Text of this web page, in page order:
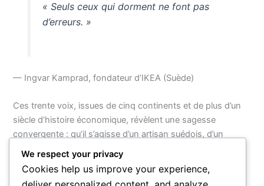
« Seuls ceux qui dorment ne font pas
d’erreurs. »
— Ingvar Kamprad, fondateur d’IKEA (Suède)
Ces trente voix, issues de cinq continents et de plus d’un
siècle d’histoire économique, révèlent une sagesse
convergente : qu’il s’agisse d’un artisan suédois, d’un
ingénieur japonais ou d’une femme d’affaires américaine,
tous ont compris que la grandeur naît de la vision
conjuguée à l’humilité face à l’échec. Derrière chaque
We respect your privacy
Cookies help us improve your experience,